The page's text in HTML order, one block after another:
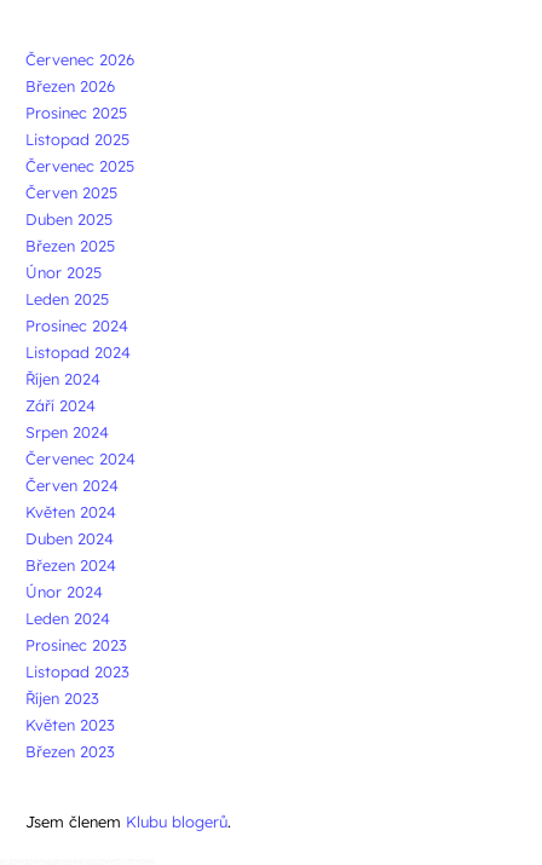
Červenec 2026
Březen 2026
Prosinec 2025
Listopad 2025
Červenec 2025
Červen 2025
Duben 2025
Březen 2025
Únor 2025
Leden 2025
Prosinec 2024
Listopad 2024
Říjen 2024
Září 2024
Srpen 2024
Červenec 2024
Červen 2024
Květen 2024
Duben 2024
Březen 2024
Únor 2024
Leden 2024
Prosinec 2023
Listopad 2023
Říjen 2023
Květen 2023
Březen 2023
Jsem členem Klubu blogerů.